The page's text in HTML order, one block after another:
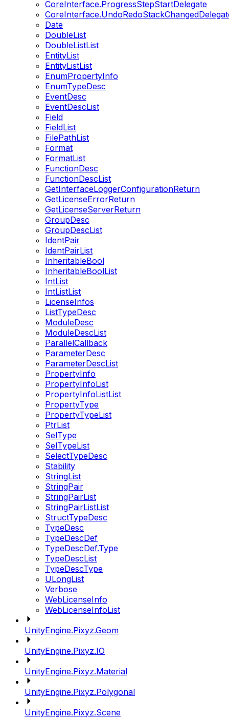
CoreInterface.ProgressStepStartDelegate
Date
DoubleList
DoubleListList
EntityList
EntityListList
EnumPropertyInfo
EnumTypeDesc
EventDesc
EventDescList
Field
FieldList
FilePathList
Format
FormatList
FunctionDesc
FunctionDescList
GetInterfaceLoggerConfigurationReturn
GetLicenseErrorReturn
GetLicenseServerReturn
GroupDesc
GroupDescList
IdentPair
IdentPairList
InheritableBool
InheritableBoolList
IntList
IntListList
LicenseInfos
ListTypeDesc
ModuleDesc
ModuleDescList
ParallelCallback
ParameterDesc
ParameterDescList
PropertyInfo
PropertyInfoList
PropertyInfoListList
PropertyType
PropertyTypeList
PtrList
SelType
SelTypeList
SelectTypeDesc
Stability
StringList
StringPair
StringPairList
StringPairListList
StructTypeDesc
TypeDesc
TypeDescDef
TypeDescDef.Type
TypeDescList
TypeDescType
ULongList
Verbose
WebLicenseInfo
WebLicenseInfoList
UnityEngine.Pixyz.Geom
UnityEngine.Pixyz.IO
UnityEngine.Pixyz.Material
UnityEngine.Pixyz.Polygonal
UnityEngine.Pixyz.Scene